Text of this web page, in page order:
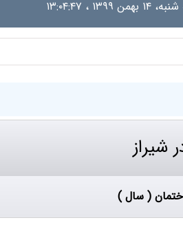
۱۳۹۹ ، ۱۳:۰۴:۴۷
شیراز
( سال )